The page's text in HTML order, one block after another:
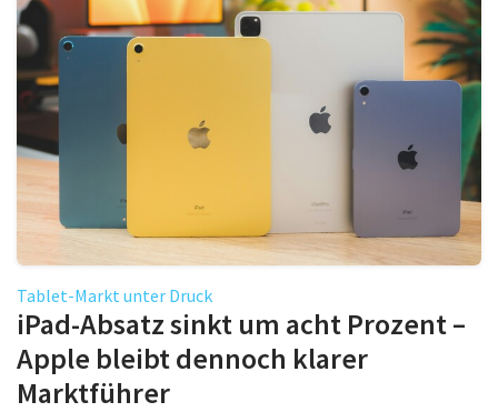
Tablet-Markt unter Druck
iPad-Absatz sinkt um acht Prozent –
Apple bleibt dennoch klarer
Marktführer